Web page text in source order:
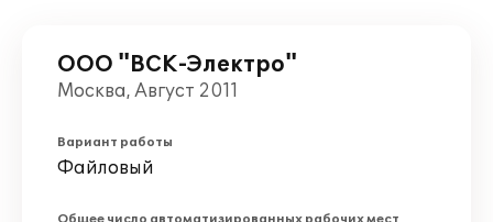
ООО "ВСК-Электро"
Москва, Август 2011
Вариант работы
Файловый